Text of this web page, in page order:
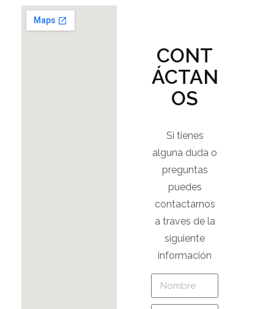
CONT
ÁCTAN
OS
Si tienes
alguna duda o
preguntas
puedes
contactarnos
a traves de la
siguiente
información